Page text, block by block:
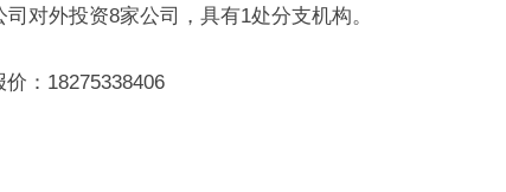
对外投资8家公司，具有1处分支机构。
：18275338406